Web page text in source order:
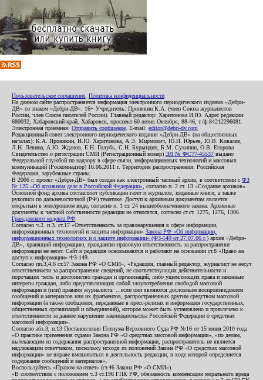
Пользовательское соглашение Политика конфиденциальности
На данном сайте распространяется информация электронного периодического издания «Дебри-
ДВ» со знаком «Дебри-ДВ». 16+ Учредитель: Пронякин К.А. (член Союза журналистов
России, член Союза писателей России). Главный редактор: Харитонова И.Ю. Адрес редакции:
680032, Хабаровский край, Хабаровск, проспект 60-летия Октября, 88-46, т./ф.84212296081.
Электронная приемная: Отправить сообщение . E-mail: editor@debri-dv.com
Редакционный совет электронного периодического издания «Дебри-ДВ» (на общественных
началах): К.А. Пронякин, И.Ю. Харитонова, А.Э. Мирмович, Ю.Н. Юрьев, Ю.В. Ковалев,
Л.Н. Левина, А.Ю. Жданов, Е.Н. Голубь, С.Н. Бурындин, Б.М. Сухинин, О.В. Егорова
Свидетельство о регистрации СМИ (Регистрационный номер) ЭЛ № ФС77-45537 выдано
Федеральной службой по надзору в сфере связи, информационных технологий и массовых
коммуникаций (Роскомнадзор) 16.06.2011 г. Территория распространения: Российская
Федерация, зарубежные страны.
В 2006 г. проект «Дебри-ДВ» был создан как электронный частный архив, в соответствии с ФЗ
№ 125 «Об архивном деле в Российской Федерации» , согласно п. 2 ст. 13 «Создание архивов».
Основной фонд архива составляют публикации газет и журналов, изданные книги, а также
рукописи по дальневосточной (РФ) тематике. Доступ к архивным документам является
открытым в электронном виде, согласно п. 1 ст. 24 вышеобозначенного закона. Архивные
документы к частной собственности редакции не относятся, согласно ст.ст. 1275, 1276, 1306
Гражданского кодекса РФ
Согласно ч.2. п.3. ст.17 «Ответственность за правонарушения в сфере информации,
информационных технологий и защиты информации» Закона РФ «Об информации,
информационных технологиях и о защите информации» (ФЗ-149 от 27.07.06 г.) архив «Дебри-
ДВ», хранящий информацию, гражданско-правовую ответственность за распространение
информации не несет. Сайт и редакция основываются и работают на основании ст.8 «Право на
доступ к информации» ФЗ-149.
Согласно пп.3,4,6 ст.57 Закона РФ «О СМИ», «Редакция, главный редактор, журналист не несут
ответственности за распространение сведений, не соответствующих действительности и
порочащих честь и достоинство граждан и организаций, либо ущемляющих права и законные
интересы граждан, либо представляющих собой злоупотребление свободой массовой
информации и (или) правами журналиста: ...если они являются дословным воспроизведением
сообщений и материалов или их фрагментов, распространенных другим средством массовой
информации (а также сообщения, переданные в пресс-релизах и информация государственных,
общественных организаций и объединений), которое может быть установлено и привлечено к
ответственности за данное нарушение законодательства Российской Федерации о средствах
массовой информации».
Согласно абз.3, п.13 Постановления Пленума Верховного Суда РФ №16 от 15 июня 2010 года
«О практике применения судами Закона РФ «О средствах массовой информации», «по делам,
вытекающим из содержания распространенной информации, распространитель не является
надлежащим ответчиком, поскольку исходя из положений Закона РФ «О средствах массовой
информации» не вправе вмешиваться в деятельность редакции, в ходе которой определяется
содержание сообщений и материалов».
Воспользуйтесь «Правом на ответ» (ст.46 Закона РФ «О СМИ»).
«В соответствии с положением ч.3 ст.196 ГПК РФ, обязанность компенсации морального вреда